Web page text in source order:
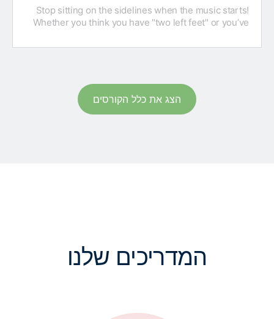
Stop sitting on the sidelines when the music starts!
Whether you think you have "two left feet" or you’ve
הצג את כלל הקורסים
המדריכים שלנו